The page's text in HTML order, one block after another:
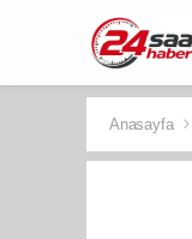
Anasayfa